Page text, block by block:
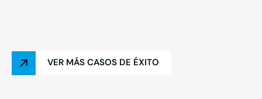
VER MÁS CASOS DE ÉXITO